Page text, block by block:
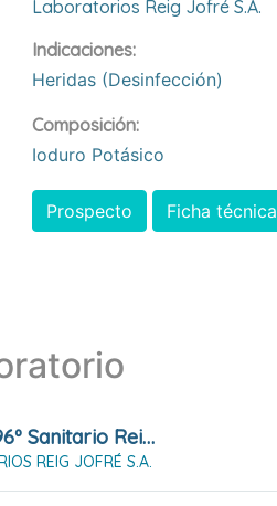
Laboratorios Reig Jofré S.a.
Indicaciones:
Heridas (desinfección)
Composición:
Ioduro Potásico
Prospecto Ficha técnica
Alcohol 96º Sanitario Reig Jofre Solución Cutánea
REIG JOFRÉ S.A.